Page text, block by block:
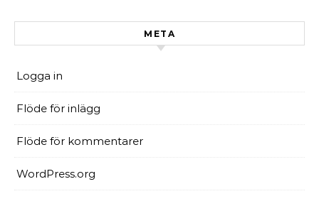
META
Logga in
Flöde för inlägg
Flöde för kommentarer
WordPress.org